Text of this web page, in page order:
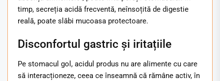
timp, secreția acidă frecventă, neînsoțită de digestie
reală, poate slăbi mucoasa protectoare.
Disconfortul gastric și iritațiile
Pe stomacul gol, acidul produs nu are alimente cu care
să interacționeze, ceea ce înseamnă că rămâne activ, în